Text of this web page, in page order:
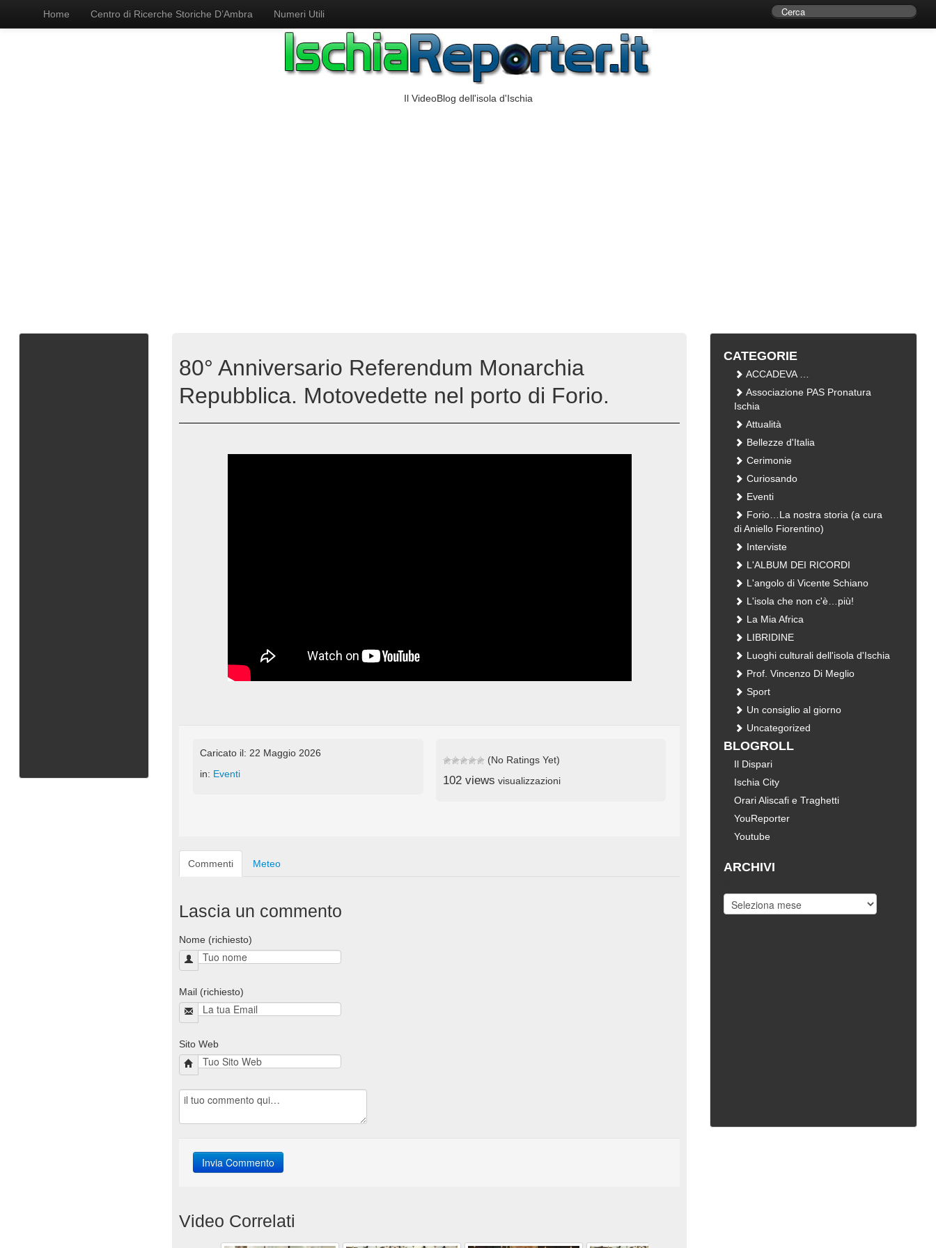
Home Centro di Ricerche Storiche D’Ambra Numeri Utili
Il VideoBlog dell'isola d'Ischia
80° Anniversario Referendum Monarchia
Repubblica. Motovedette nel porto di Forio.
Caricato il: 22 Maggio 2026
in: Eventi
(No Ratings Yet)
102 views visualizzazioni
Commenti Meteo
Lascia un commento
Nome (richiesto)
Mail (richiesto)
Sito Web
Video Correlati
CATEGORIE
ACCADEVA …
Associazione PAS Pronatura
Ischia
Attualità
Bellezze d'Italia
Cerimonie
Curiosando
Eventi
Forio…La nostra storia (a cura
di Aniello Fiorentino)
Interviste
L'ALBUM DEI RICORDI
L'angolo di Vicente Schiano
L'isola che non c'è…più!
La Mia Africa
LIBRIDINE
Luoghi culturali dell'isola d'Ischia
Prof. Vincenzo Di Meglio
Sport
Un consiglio al giorno
Uncategorized
BLOGROLL
Il Dispari
Ischia City
Orari Aliscafi e Traghetti
YouReporter
Youtube
ARCHIVI